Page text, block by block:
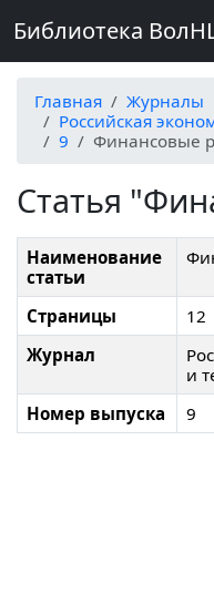
Библиотека
Главная
Журналы
Российская
9
Финансовые
Статья
Наименование
статьи
Страницы
12
Журнал
и
Номер выпуска
9